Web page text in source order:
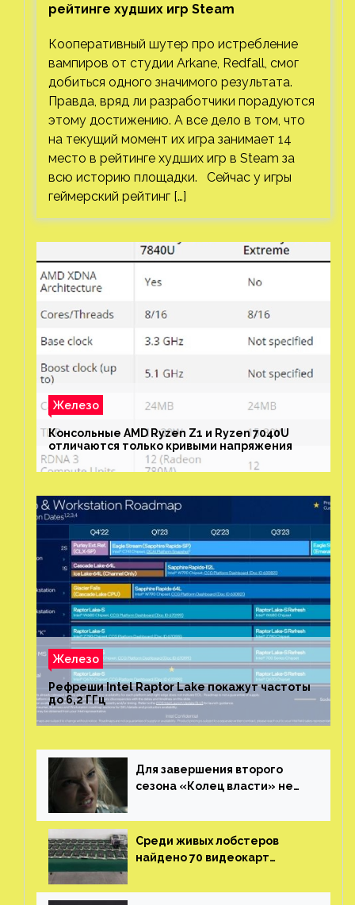
рейтинге худших игр Steam
Кооперативный шутер про истребление
вампиров от студии Arkane, Redfall, смог
добиться одного значимого результата.
Правда, вряд ли разработчики порадуются
этому достижению. А все дело в том, что
на текущий момент их игра занимает 14
место в рейтинге худших игр в Steam за
всю историю площадки. Сейчас у игры
геймерский рейтинг […]
Железо
Консольные AMD Ryzen Z1 и Ryzen 7040U
отличаются только кривыми напряжения
Железо
Рефреши Intel Raptor Lake покажут частоты
до 6,2 ГГц
Для завершения второго
сезона «Колец власти» не
Среди живых лобстеров
найдено 70 видеокарт
китайской таможни